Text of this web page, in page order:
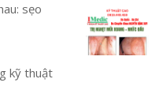
sẹo
kỹ thuật